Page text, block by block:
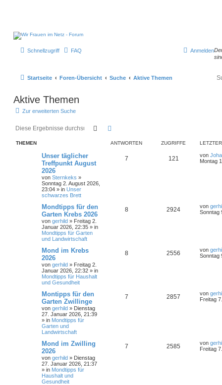
Schnellzugriff FAQ Anmelden
Startseite Foren-Übersicht Suche Aktive Themen
Aktive Themen
Zur erweiterten Suche
Suche
THEMEN ANTWORTEN ZUGRIFFE
Unser täglicher
Treffpunkt August
2026
von Sternkeks »
Sonntag 2. August 2026,
23:04 » in Unser
schwarzes Brett
7 121 von
Montag
Mondtipps für den
Garten Krebs 2026
von gerhild » Freitag 2.
Januar 2026, 22:35 » in
Mondtipps für Garten
und Landwirtschaft
8 2924 von
Sonntag
Mond im Krebs
2026
von gerhild » Freitag 2.
Januar 2026, 22:32 » in
Mondtipps für Haushalt
und Gesundheit
8 2556 von
Sonntag
Montipps für den
Garten Zwillinge
von gerhild » Dienstag
27. Januar 2026, 21:39
» in Mondtipps für
Garten und
Landwirtschaft
7 2857 von
Freitag
Mond im Zwilling
2026
von gerhild » Dienstag
27. Januar 2026, 21:37
» in Mondtipps für
Haushalt und
Gesundheit
7 2585 von
Freitag